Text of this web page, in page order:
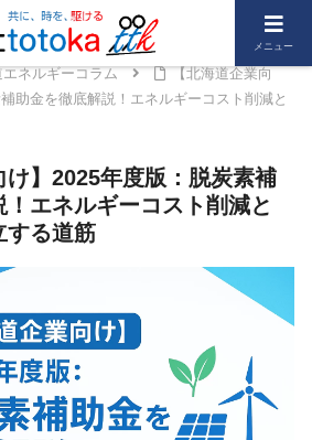
ネルギーコラム
【北海道企業向
助金を徹底解説！エネルギーコスト削減と
け】2025年度版：脱炭素補
エネルギーコスト削減と
する道筋
メニュー